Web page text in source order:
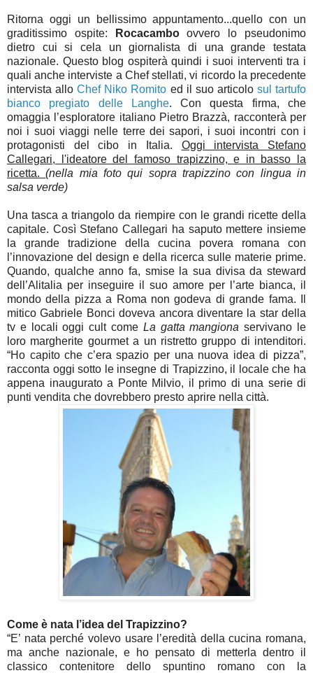
Ritorna oggi un bellissimo appuntamento...quello con un
graditissimo ospite:
Rocacamboovvero
lo pseudonimo
dietro cui si cela un giornalista di una grande testata
nazionale. Questo blog ospiterà quindi i suoi interventi tra i
quali anche interviste a Chef stellati, vi ricordo la precedente
intervista alloChef Niko Romito ed il suo articolo sul tartufo
bianco pregiato delle Langhe. Con questa firma, che
omaggia l’esploratore italiano Pietro Brazzà, racconterà per
noi i suoi viaggi nelle terre dei sapori, i suoi incontri con i
protagonisti del cibo in Italia. Oggi intervista Stefano
Callegari, l'ideatore del famoso trapizzino, e in basso la
ricetta.(nella mia foto qui sopra trapizzino con lingua in
salsa verde)
Una tasca a triangolo da riempire con le grandi ricette della
capitale. Così Stefano Callegari ha saputo mettere insieme
la grande tradizione della cucina povera romana con
l’innovazione del design e della ricerca sulle materie prime.
Quando, qualche anno fa, smise la sua divisa da steward
dell’Alitalia per inseguire il suo amore per l’arte bianca, il
mondo della pizza a Roma non godeva di grande fama. Il
mitico Gabriele Bonci doveva ancora diventare la star della
tv e locali oggi cult come La gatta mangiona servivano le
loro margherite gourmet a un ristretto gruppo di intenditori.
“Ho capito che c’era spazio per una nuova idea di pizza”,
racconta oggi sotto le insegne di Trapizzino, il locale che ha
appena inaugurato a Ponte Milvio, il primo di una serie di
punti vendita che dovrebbero presto aprire nella città.
Come è nata l’idea del Trapizzino?
“E’ nata perché volevo usare l’eredità della cucina romana,
ma anche nazionale, e ho pensato di metterla dentro il
classico contenitore dello spuntino romano con la